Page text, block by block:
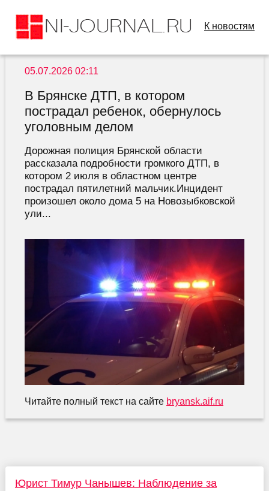
К новостям
05.07.2026 02:11
В Брянске ДТП, в котором
пострадал ребенок, обернулось
уголовным делом
Дорожная полиция Брянской области
рассказала подробности громкого ДТП, в
котором 2 июля в областном центре
пострадал пятилетний мальчик.Инцидент
произошел около дома 5 на Новозыбковской
ули...
Читайте полный текст на сайте bryansk.aif.ru
Юрист Тимур Чанышев: Наблюдение за